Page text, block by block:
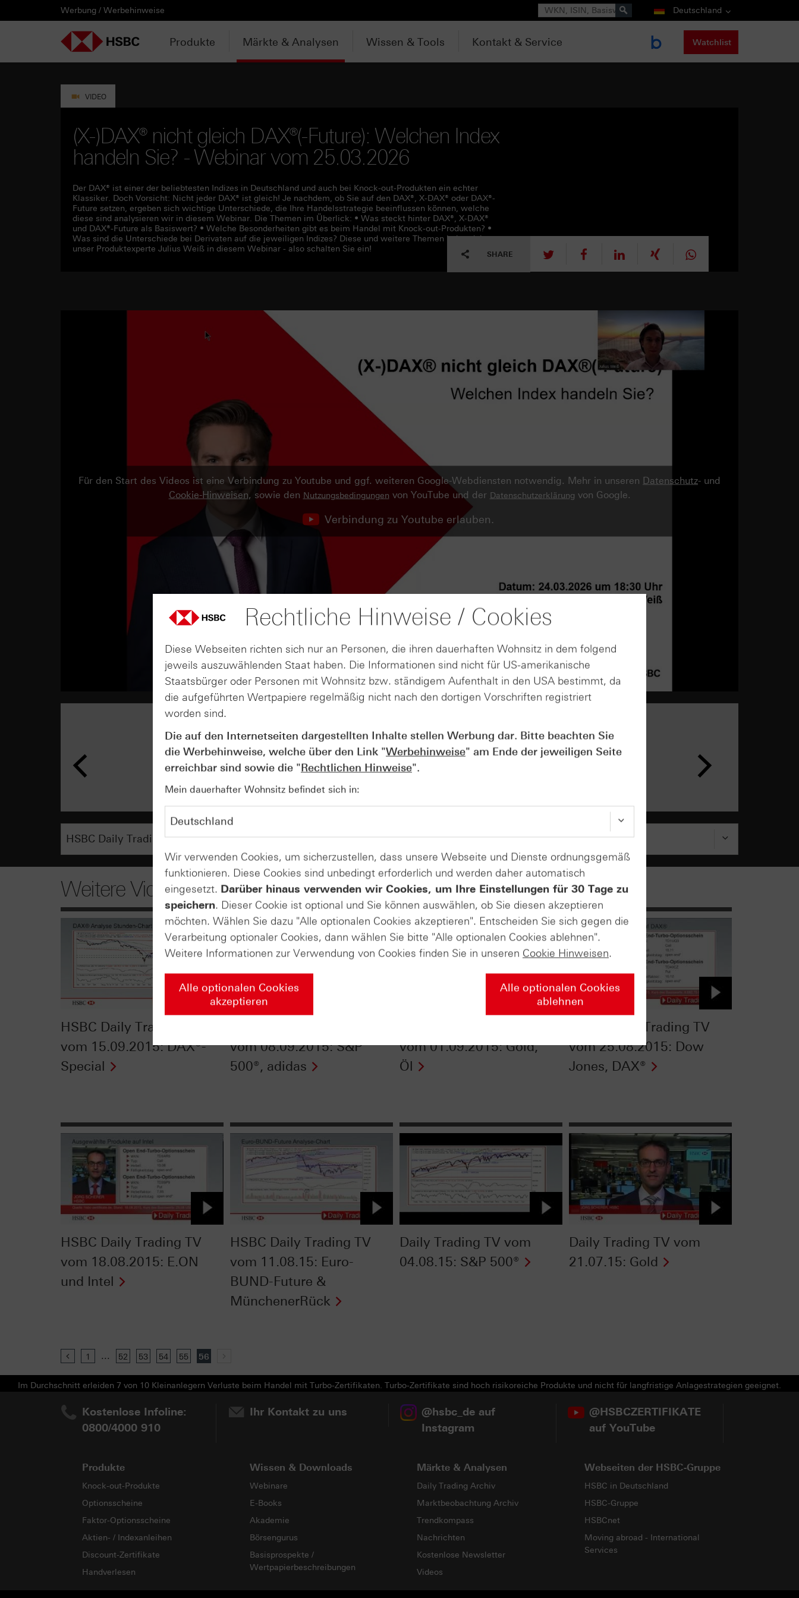
PRODUKTE
HEBELPRODUKTE
MÄRKTE & ANALYSEN
WISSEN & TOOLS
KONTAKT & SERVICE
DOWNLOADCENTER
LÄNDERAUSWAHL
Deutschland
AUSGEWÄHLTE SEITEN
HEBELPRODUKTE
Knock-out-Produkte
Weitere Hebelprodukte
Ausgestoppte Produkte
Intraday-Emissionen
ANLAGEPRODUKTE
Aktien- / Indexanleihen
Discount-Zertifikate
Express-Zertifikate
AKTUELLES
Neuemissionen
Trading-Aktionen
Intraday-Emissionen
ANALYSEN
Daily Trading
Trendkompass
Newsletter-Abonnement
VIDEOS
ntv-Zertifikate mit HSBC
Zertifikate Aktuell mit HSBC
WATCHLIST
Login / Zur Watchlist
WEBINARE
Webinartermine
WISSEN
kostenlose eBooks
Aktien- / Indexanleihen Rechner
Open End Knock-out-Produkte
KONTAKT
Kontaktformular
SERVICE
Wir über uns
DOWNLOADCENTER
Basisprospekte /
Wertpapierbeschreibungen
Unvollständige
Werbung / Werbehinweise Suche Deutschland
Produkte Märkte & Analysen Wissen & Tools Kontakt & Service Watchlist
VIDEO
(X-)DAX® nicht gleich DAX®(-Future): Welchen Index
handeln Sie? - Webinar vom 25.03.2026
Der DAX® ist einer der beliebtesten Indizes in Deutschland und auch bei Knock-out-Produkten ein echter
Klassiker. Doch Vorsicht: Nicht jeder DAX® ist gleich! Je nachdem, ob Sie auf den DAX®, X-DAX® oder DAX®-
Future setzen, ergeben sich wichtige Unterschiede, die Ihre Handelsstrategie beeinflussen können, welche
diese sind analysieren wir in diesem Webinar. Die Themen im Überlick: • Was steckt hinter DAX®, X-DAX®
und DAX®-Future als Basiswert? • Welche Besonderheiten gibt es beim Handel mit Knock-out-Produkten? •
Was sind die Unterschiede bei Derivaten auf die jeweiligen Indizes? Diese und weitere Themen behandelt
unser Produktexperte Julius Weiß in diesem Webinar - also schalten Sie ein!
SHARE tweet mitteilen
Für den Start des Videos ist eine Verbindung zu Youtube und ggf. weiteren Google-Webdiensten notwendig. Mehr in unseren Datenschutz- und
Cookie-Hinweisen, sowie den Nutzungsbedingungen von YouTube und der Datenschutzerklärung von Google.
Verbindung zu Youtube erlauben.
AUGUST
04
Der Blick ins Kleingedruckte: Kosten &
Kündigungen bei Derivaten - Webinar
vom 04.08.2026
Weitere Videos
HSBC Daily Trading TV
vom 15.09.2015: DAX®-
Special
vom 08.09.2015: S&P
500®, adidas
vom 01.09.2015: Gold,
Öl
HSBC Daily Trading TV
vom 25.08.2015: Dow
Jones, DAX®
HSBC Daily Trading TV
vom 18.08.2015: E.ON
und Intel
HSBC Daily Trading TV
vom 11.08.15: Euro-
BUND-Future &
MünchenerRück
Daily Trading TV vom
04.08.15: S&P 500®
Daily Trading TV vom
21.07.15: Gold
Previous
1 ... 52 53 54 55 56
Im Durchschnitt erleiden 7 von 10 Kleinanlegern Verluste beim Handel mit Turbo-Zertifikaten. Turbo-Zertifikate sind hoch risikoreiche Produkte und nicht für langfristige Anlagestrategien geeignet.
Kostenlose Infoline:
0800/4000 910
Ihr Kontakt zu uns
@hsbc_de auf
Instagram
@HSBCZERTIFIKATE
auf YouTube
Produkte
Knock-out-Produkte
Optionsscheine
Faktor-Optionsscheine
Aktien- / Indexanleihen
Discount-Zertifikate
Handverlesen
Wissen & Downloads
Webinare
E-Books
Akademie
Börsengurus
Basisprospekte /
Wertpapierbeschreibungen
Märkte & Analysen
Daily Trading Archiv
Marktbeobachtung Archiv
Trendkompass
Nachrichten
Kostenlose Newsletter
Videos
Webseiten der HSBC-Gruppe
HSBC in Deutschland
HSBC-Gruppe
HSBCnet
Moving abroad - International
Services
Rechtliche Hinweise / Cookies
Diese Webseiten richten sich nur an Personen, die ihren dauerhaften Wohnsitz in dem folgend
jeweils auszuwählenden Staat haben. Die Informationen sind nicht für US-amerikanische
Staatsbürger oder Personen mit Wohnsitz bzw. ständigem Aufenthalt in den USA bestimmt, da
die aufgeführten Wertpapiere regelmäßig nicht nach den dortigen Vorschriften registriert
worden sind.
Die auf den Internetseiten dargestellten Inhalte stellen Werbung dar. Bitte beachten Sie
die Werbehinweise, welche über den Link "Werbehinweise" am Ende der jeweiligen Seite
erreichbar sind sowie die "Rechtlichen Hinweise".
Mein dauerhafter Wohnsitz befindet sich in:
Wir verwenden Cookies, um sicherzustellen, dass unsere Webseite und Dienste ordnungsgemäß
funktionieren. Diese Cookies sind unbedingt erforderlich und werden daher automatisch
eingesetzt. Darüber hinaus verwenden wir Cookies, um Ihre Einstellungen für 30 Tage zu
speichern. Dieser Cookie ist optional und Sie können auswählen, ob Sie diesen akzeptieren
möchten. Wählen Sie dazu "Alle optionalen Cookies akzeptieren". Entscheiden Sie sich gegen die
Verarbeitung optionaler Cookies, dann wählen Sie bitte "Alle optionalen Cookies ablehnen".
Weitere Informationen zur Verwendung von Cookies finden Sie in unseren Cookie Hinweisen.
Alle optionalen Cookies
akzeptieren
Alle optionalen Cookies
ablehnen